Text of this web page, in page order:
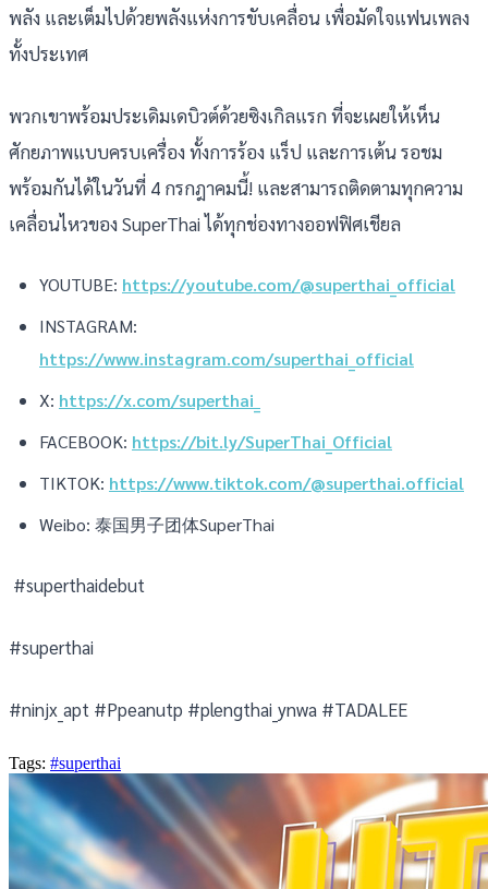
พลัง และเต็มไปด้วยพลังแห่งการขับเคลื่อน เพื่อมัดใจแฟนเพลง
ทั้งประเทศ
พวกเขาพร้อมประเดิมเดบิวต์ด้วยซิงเกิลแรก ที่จะเผยให้เห็น
ศักยภาพแบบครบเครื่อง ทั้งการร้อง แร็ป และการเต้น รอชม
พร้อมกันได้ในวันที่ 4 กรกฎาคมนี้! และสามารถติดตามทุกความ
เคลื่อนไหวของ SuperThai ได้ทุกช่องทางออฟฟิศเชียล
YOUTUBE: https://youtube.com/@superthai_official
INSTAGRAM:
https://www.instagram.com/superthai_official
X: https://x.com/superthai_
FACEBOOK: https://bit.ly/SuperThai_Official
TIKTOK: https://www.tiktok.com/@superthai.official
Weibo: 泰国男子团体SuperThai
#superthaidebut
#superthai
#ninjx_apt #Ppeanutp #plengthai_ynwa #TADALEE
Tags: #superthai